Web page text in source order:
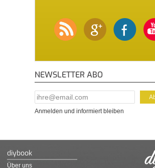
NEWSLETTER ABO
E-Mail Addresse*
Anmelden und informiert bleiben
diybook
Über uns